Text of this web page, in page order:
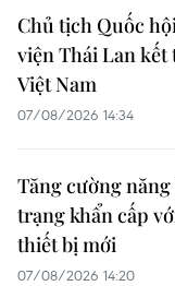
Chủ tịch Quốc
viện Thái Lan
Việt Nam
07/08/2026 14:34
Tăng cường
trạng khẩn cấp
thiết bị mới
07/08/2026 14:20